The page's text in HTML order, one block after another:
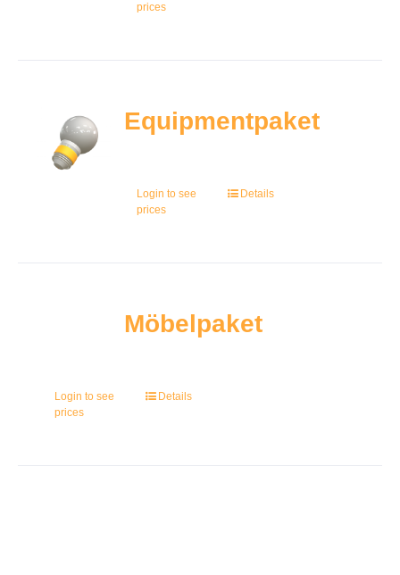
prices
Equipmentpaket
Login to see
prices
Details
Möbelpaket
Login to see
prices
Details